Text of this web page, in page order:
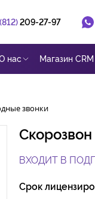
(812)209-27-97
нас Магазин CRM
звонки
ВХОДИТ В
Срок